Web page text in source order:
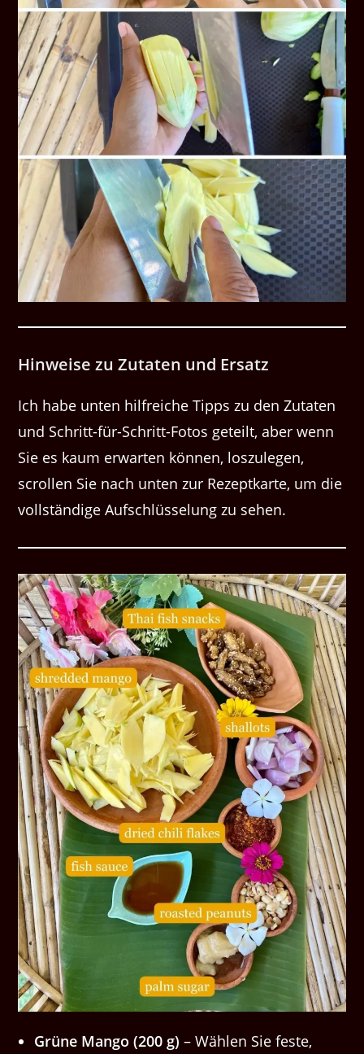
Hinweise zu Zutaten und Ersatz
Ich habe unten hilfreiche Tipps zu den Zutaten
und Schritt-für-Schritt-Fotos geteilt, aber wenn
Sie es kaum erwarten können, loszulegen,
scrollen Sie nach unten zur Rezeptkarte, um die
vollständige Aufschlüsselung zu sehen.
Grüne Mango (200 g) – Wählen Sie feste,